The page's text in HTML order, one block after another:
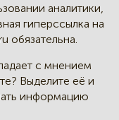
аналитики,
гиперссылка на
обязательна.
с мнением
Выделите её и
информацию